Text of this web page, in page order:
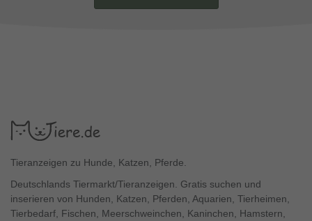
Tieranzeigen zu Hunde, Katzen, Pferde.
Deutschlands Tiermarkt/Tieranzeigen. Gratis suchen und
inserieren von Hunden, Katzen, Pferden, Aquarien, Tierheimen,
Tierbedarf, Fischen, Meerschweinchen, Kaninchen, Hamstern,